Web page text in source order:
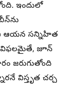
ఇందులో
ఆయన సన్నిహిత
విఫలమైతే, జూన్
జరుగుతోంది
విస్తృత చర్చ